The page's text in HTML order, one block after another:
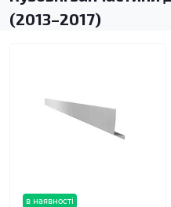
(2013–2017)
в наявності